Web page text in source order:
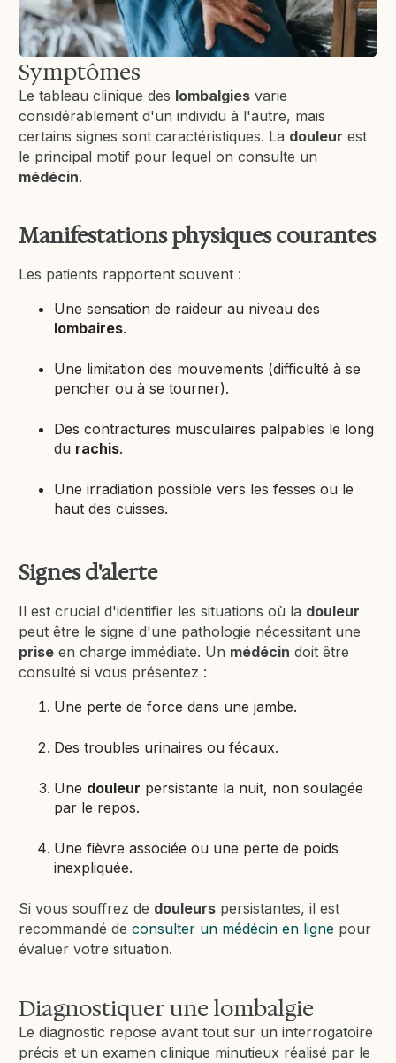
Symptômes
Le tableau clinique des lombalgies varie
considérablement d'un individu à l'autre, mais
certains signes sont caractéristiques. La douleur est
le principal motif pour lequel on consulte un
médécin.
Manifestations physiques courantes
Les patients rapportent souvent :
Une sensation de raideur au niveau des
lombaires.
Une limitation des mouvements (difficulté à se
pencher ou à se tourner).
Des contractures musculaires palpables le long
du rachis.
Une irradiation possible vers les fesses ou le
haut des cuisses.
Signes d'alerte
Il est crucial d'identifier les situations où la douleur
peut être le signe d'une pathologie nécessitant une
prise en charge immédiate. Un médécin doit être
consulté si vous présentez :
Une perte de force dans une jambe.
Des troubles urinaires ou fécaux.
Une douleur persistante la nuit, non soulagée
par le repos.
Une fièvre associée ou une perte de poids
inexpliquée.
Si vous souffrez de douleurs persistantes, il est
recommandé de consulter un médécin en ligne pour
évaluer votre situation.
Diagnostiquer une lombalgie
Le diagnostic repose avant tout sur un interrogatoire
précis et un examen clinique minutieux réalisé par le